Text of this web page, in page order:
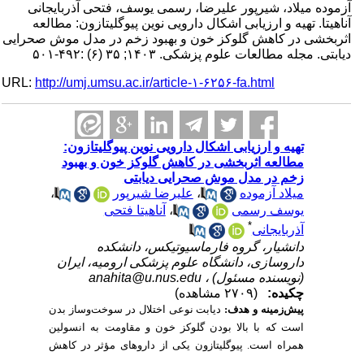
آزموده میلاد، شیرپور علیرضا، رسمی یوسف، فتحی آذربایجانی
آناهیتا. تهیه و ارزیابی اشکال دارویی نوین پیوگلیتازون: مطالعه
اثربخشی در کاهش گلوکز خون و بهبود زخم در مدل موش صحرایی
دیابتی. مجله مطالعات علوم پزشکی. ۱۴۰۳; ۳۵ (۶) :۴۹۲-۵۰۱
URL:http://umj.umsu.ac.ir/article-۱-۶۲۵۶-fa.html
تهیه و ارزیابی اشکال دارویی نوین پیوگلیتازون:
مطالعه اثربخشی در کاهش گلوکز خون و بهبود
زخم در مدل موش صحرایی دیابتی
میلاد آزموده
،علیرضا شیرپور
،
یوسف رسمی
،آناهیتا فتحی
آذربایجانی
دانشیار، گروه فارماسیوتیکس، دانشکده
داروسازی، دانشگاه علوم پزشکی ارومیه، ایران
(نویسنده مسئول) ، anahita@u.nus.edu
چکیده:
پیش‌زمینه و هدف:دیابت نوعی اختلال در سوخت‌وساز بدن
است که با بالا بودن گلوکز خون و مقاومت به انسولین
همراه است. پیوگلیتازون یکی از داروهای مؤثر در کاهش